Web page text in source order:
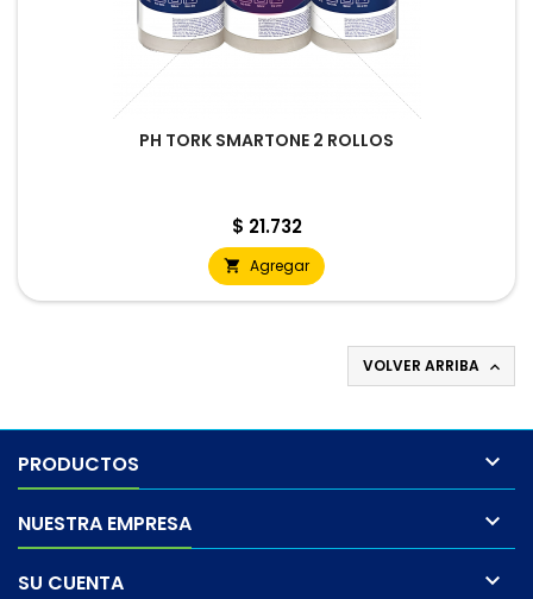
PH TORK SMARTONE 2 ROLLOS
Precio
$ 21.732
 Agregar
VOLVER ARRIBA 
PRODUCTOS 
NUESTRA EMPRESA 
SU CUENTA 